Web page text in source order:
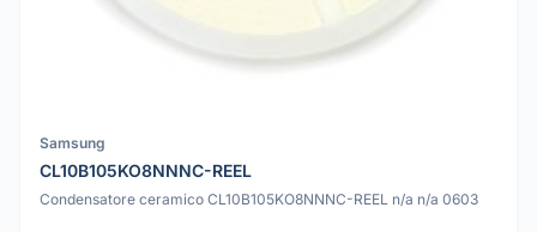
Samsung
CL10B105KO8NNNC-REEL
Condensatore ceramico CL10B105KO8NNNC-REEL n/a n/a 0603